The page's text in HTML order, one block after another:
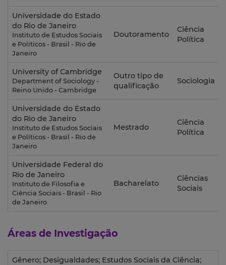
Universidade do Estado
do Rio de Janeiro
Instituto de Estudos Sociais
e Políticos - Brasil - Rio de
Janeiro
Doutoramento
Ciência
Política
University of Cambridge
Department of Sociology -
Reino Unido - Cambridge
Outro tipo de
qualificação
Sociologia
Universidade do Estado
do Rio de Janeiro
Instituto de Estudos Sociais
e Políticos - Brasil - Rio de
Janeiro
Mestrado
Ciência
Política
Universidade Federal do
Rio de Janeiro
Instituto de Filosofia e
Ciência Sociais - Brasil - Rio
de Janeiro
Bacharelato
Ciências
Sociais
Áreas de Investigação
Gênero; Desigualdades; Estudos Sociais da Ciência;